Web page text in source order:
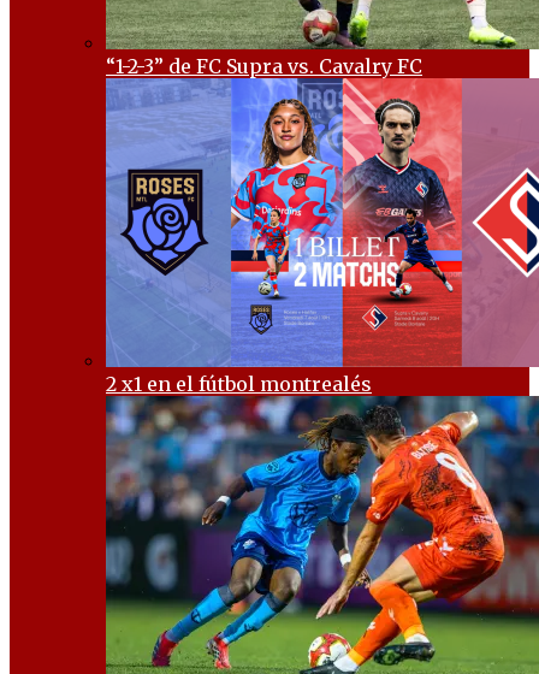
“1-2-3” de FC Supra vs. Cavalry FC
2 x1 en el fútbol montrealés